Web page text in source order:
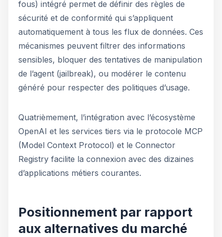
fous) intégré permet de définir des règles de
sécurité et de conformité qui s’appliquent
automatiquement à tous les flux de données. Ces
mécanismes peuvent filtrer des informations
sensibles, bloquer des tentatives de manipulation
de l’agent (jailbreak), ou modérer le contenu
généré pour respecter des politiques d’usage.
Quatrièmement, l’intégration avec l’écosystème
OpenAI et les services tiers via le protocole MCP
(Model Context Protocol) et le Connector
Registry facilite la connexion avec des dizaines
d’applications métiers courantes.
Positionnement par rapport
aux alternatives du marché